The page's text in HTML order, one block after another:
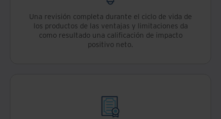
Una revisión completa durante el ciclo de vida de
los productos de las ventajas y limitaciones da
como resultado una calificación de impacto
positivo neto.